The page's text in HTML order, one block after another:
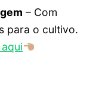
– Com
para o cultivo.